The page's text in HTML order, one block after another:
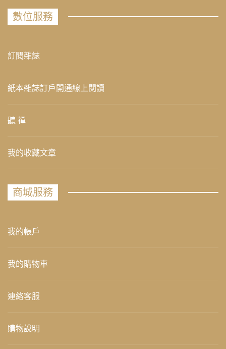
數位服務
訂閱雜誌
紙本雜誌訂戶開通線上閱讀
聽 禪
我的收藏文章
商城服務
我的帳戶
我的購物車
連絡客服
購物說明